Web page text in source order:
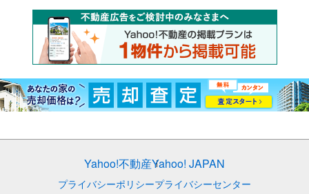
Yahoo!不動産Yahoo! JAPAN
プライバシーポリシープライバシーセンター